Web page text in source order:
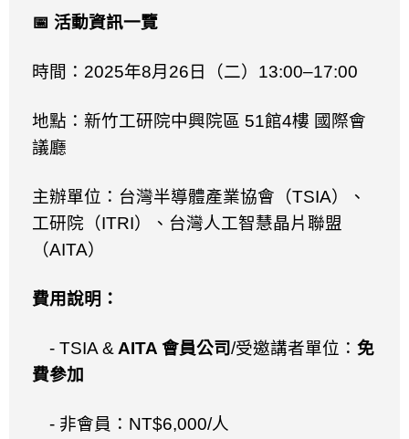
📅 活動資訊一覽
時間： 2025年8月 26 日（二） 13:00–17:00
地點：新竹工研院中興院區 51館4樓 國際會
議廳
主辦單位：台灣半導體產業協會（TSIA）、
工研院（ITRI）、台灣人工智慧晶片聯盟
（AITA）
費用說明：
- TSIA & AITA 會員公司/受邀講者單位： 免
費參加
- 非會員： NT$6,000/人